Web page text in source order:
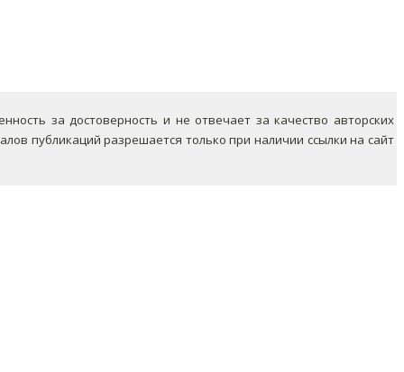
за достоверность и не отвечает за качество авторских
публикаций разрешается только при наличии ссылки на сайт